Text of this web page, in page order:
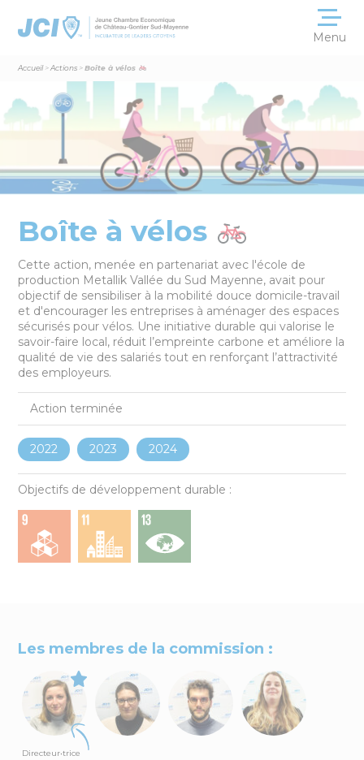
Menu
L’association
et sa convivialité
Les membres
La JCE internationale
sur nos réseaux
Nos partenaires
et témoignages
Nous contacter
4
en ce moment
dans le sud-Mayenne
Accueil>Actions >Boîte à vélos
Boîte à vélos
Cette action, menée en partenariat avec l'école de
production Metallik Vallée du Sud Mayenne, avait pour
objectif de sensibiliser à la mobilité douce domicile-travail
et d'encourager les entreprises à aménager des espaces
sécurisés pour vélos. Une initiative durable qui valorise le
savoir-faire local, réduit l’empreinte carbone et améliore la
qualité de vie des salariés tout en renforçant l’attractivité
des employeurs.
Action terminée
2022 2023 2024
Objectifs de développement durable :
Les membres de la commission :
Directeur•trice